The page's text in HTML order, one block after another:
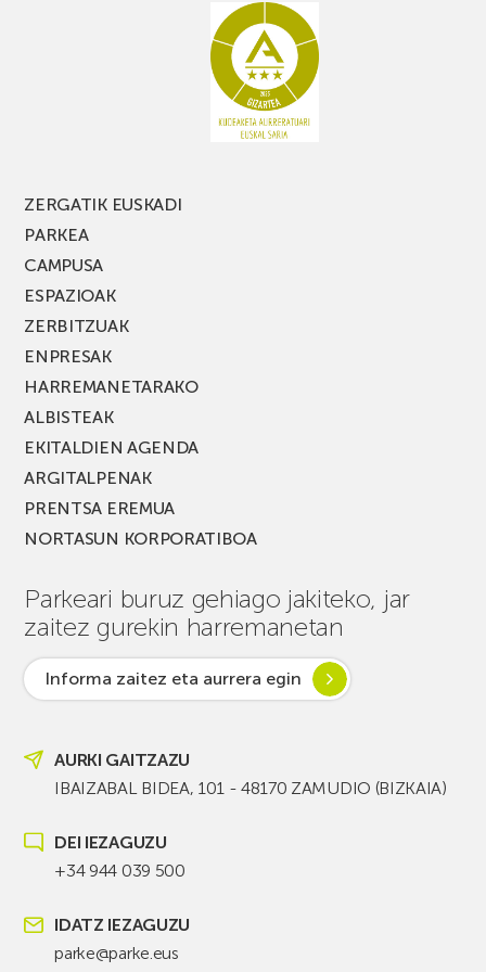
ZERGATIK EUSKADI
PARKEA
CAMPUSA
ESPAZIOAK
ZERBITZUAK
ENPRESAK
HARREMANETARAKO
ALBISTEAK
EKITALDIEN AGENDA
ARGITALPENAK
PRENTSA EREMUA
NORTASUN KORPORATIBOA
Parkeari buruz gehiago jakiteko, jar
zaitez gurekin harremanetan
Informa zaitez eta aurrera egin
AURKI GAITZAZU
IBAIZABAL BIDEA, 101 - 48170 ZAMUDIO (BIZKAIA)
DEI IEZAGUZU
+34 944 039 500
IDATZ IEZAGUZU
parke@parke.eus